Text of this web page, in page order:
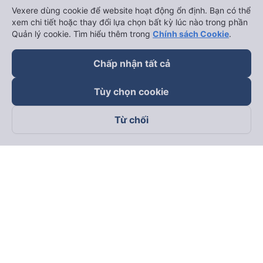
Theo dõi chúng tôi trên
Vexere dùng cookie để website hoạt động ổn định. Bạn có thể
xem chi tiết hoặc thay đổi lựa chọn bất kỳ lúc nào trong phần
Quản lý cookie. Tìm hiểu thêm trong Chính sách Cookie.
Chấp nhận tất cả
Tùy chọn cookie
Từ chối